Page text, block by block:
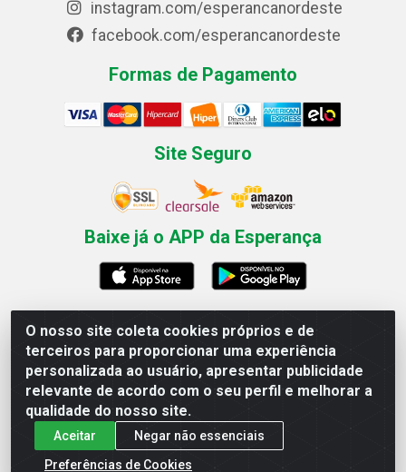
O nosso site coleta cookies próprios e de
terceiros para proporcionar uma experiência
personalizada ao usuário, apresentar publicidade
relevante de acordo com o seu perfil e melhorar a
qualidade do nosso site.
Aceitar
Negar não essenciais
Preferências de Cookies
instagram.com/esperancanordeste
facebook.com/esperancanordeste
Formas de Pagamento
Site Seguro
Baixe já o APP da Esperança
Esperança Nordeste - Rua Professor Caldas Filho, 291 -
Estância - Recife / PE CEP: 50771-335 - CNPJ
03.666.136/0001-23